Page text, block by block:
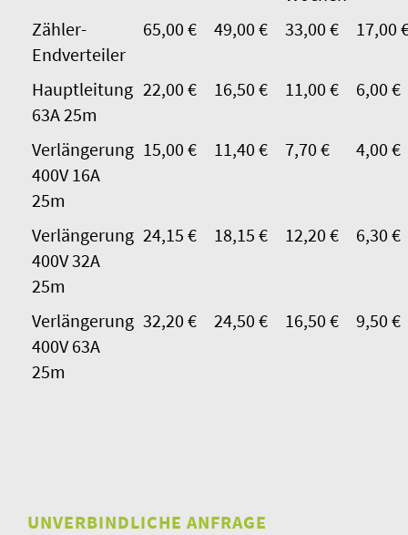
Zähler-
Endverteiler
65,00 € 49,00 € 33,00 € 17,00
Hauptleitung
63A 25m
22,00 € 16,50 € 11,00 € 6,00 €
Verlängerung
400V 16A
25m
15,00 € 11,40 € 7,70 € 4,00 €
Verlängerung
400V 32A
25m
24,15 € 18,15 € 12,20 € 6,30 €
Verlängerung
400V 63A
25m
32,20 € 24,50 € 16,50 € 9,50 €
UNVERBINDLICHE ANFRAGE